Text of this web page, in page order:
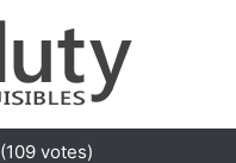
(109 votes)